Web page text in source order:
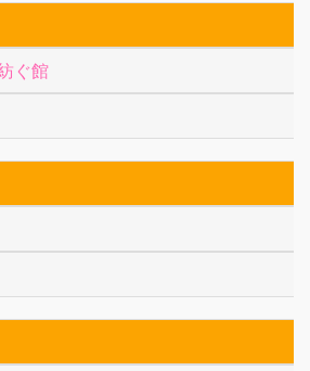
ぐ館